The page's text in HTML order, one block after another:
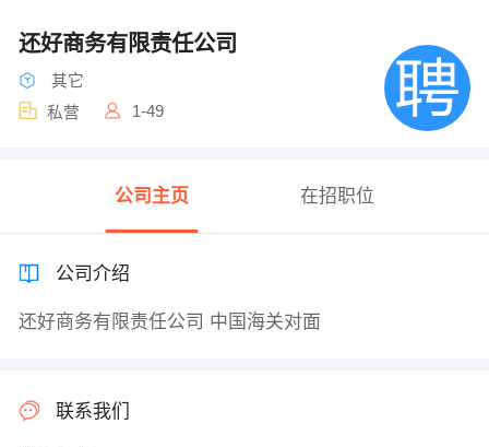
还好商务有限责任公司
其它
私营
1-49
公司主页 在招职位
公司介绍
还好商务有限责任公司 中国海关对面
联系我们